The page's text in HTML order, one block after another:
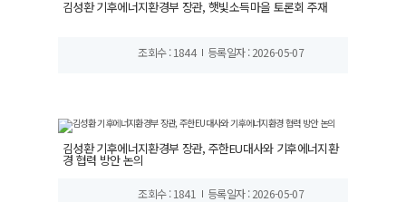
김성환 기후에너지환경부 장관, 햇빛소득마을 토론회 주재
조회수 : 1844 등록일자 : 2026-05-07
김성환 기후에너지환경부 장관, 주한EU대사와 기후에너지환
경 협력 방안 논의
조회수 : 1841 등록일자 : 2026-05-07